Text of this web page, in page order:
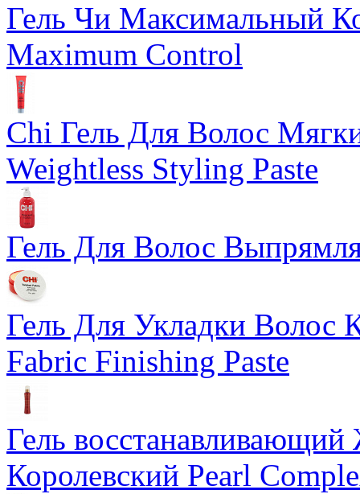
Гель Чи Максимальный
Maximum Control
Chi Гель Для Волос
Weightless Styling Paste
Гель Для Волос
Гель Для Укладки Волос
Fabric Finishing Paste
Гель
Королевский Pearl